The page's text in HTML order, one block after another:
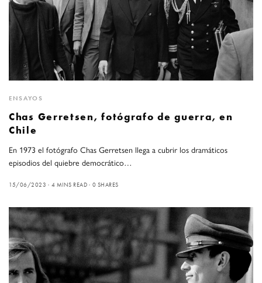
ENSAYOS
Chas Gerretsen, fotógrafo de guerra, en
Chile
En 1973 el fotógrafo Chas Gerretsen llega a cubrir los dramáticos
episodios del quiebre democrático…
15/06/2023 4 MINS READ 0 SHARES